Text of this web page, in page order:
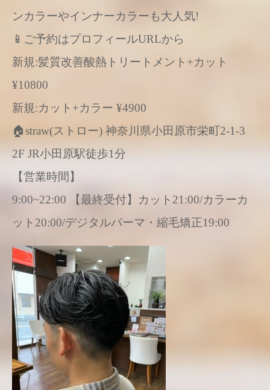
ンカラーやインナーカラーも大人気!
📱ご予約はプロフィールURLから
新規:髪質改善酸熱トリートメント+カット
¥10800
新規:カット+カラー ¥4900
🏠straw(ストロー) 神奈川県小田原市栄町2-1-3
2F JR小田原駅徒歩1分
【営業時間】
9:00~22:00 【最終受付】カット21:00/カラーカ
ット20:00/デジタルパーマ・縮毛矯正19:00